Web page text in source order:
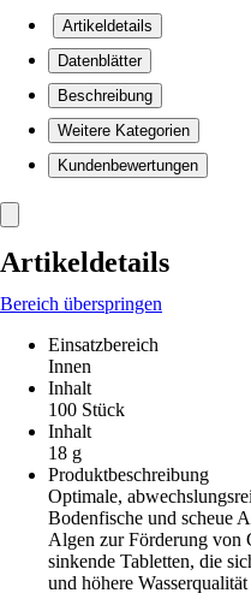
Artikeldetails
Datenblätter
Beschreibung
Weitere Kategorien
Kundenbewertungen
Artikeldetails
Bereich überspringen
Einsatzbereich
Innen
Inhalt
100 Stück
Inhalt
18 g
Produktbeschreibung
Optimale,
Bodenfische und scheue
Algen zur Förderung von
sinkende Tabletten, die
und höhere